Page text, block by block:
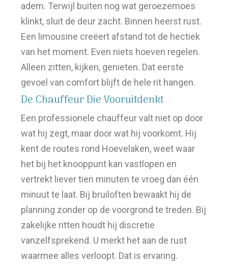
adem. Terwijl buiten nog wat geroezemoes
klinkt, sluit de deur zacht. Binnen heerst rust.
Een limousine creëert afstand tot de hectiek
van het moment. Even niets hoeven regelen.
Alleen zitten, kijken, genieten. Dat eerste
gevoel van comfort blijft de hele rit hangen.
De Chauffeur Die Vooruitdenkt
Een professionele chauffeur valt niet op door
wat hij zegt, maar door wat hij voorkomt. Hij
kent de routes rond Hoevelaken, weet waar
het bij het knooppunt kan vastlopen en
vertrekt liever tien minuten te vroeg dan één
minuut te laat. Bij bruiloften bewaakt hij de
planning zonder op de voorgrond te treden. Bij
zakelijke ritten houdt hij discretie
vanzelfsprekend. U merkt het aan de rust
waarmee alles verloopt. Dat is ervaring.